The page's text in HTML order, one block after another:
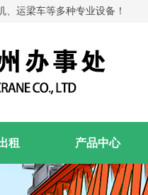
运梁车等多种专业设备！
租 产品中心